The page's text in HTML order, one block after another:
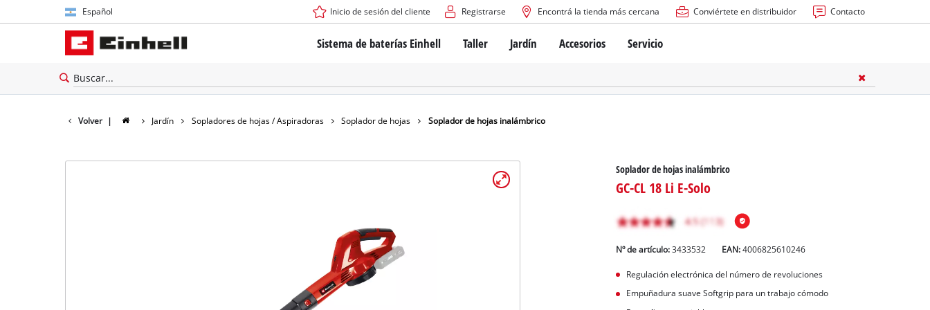
Español
Español
English
Inicio de sesión del cliente Registrarse Encontrá la tienda más cercana Conviértete en distribuidor Contacto
Sistema de baterías Einhell
El sistema de baterías Power X-Change
Todos los dispositivos PROFESSIONAL
Herramientas eléctricas PROFESSIONAL
Herramientas de jardín PROFESSIONAL
Taller
Atornilladores inalámbricos
Taladros de columna
Routers para madera
Jardín
Cortadoras de césped a batería
Cortadoras de césped manuales
Bombas para casa y jardín
Accesorios Servicio
Volver | Jardín Sopladores de hojas / Aspiradoras Soplador de hojas Soplador de hojas inalámbrico
Soplador de hojas inalámbrico
GC-CL 18 Li E-Solo
Nº de artículo: 3433532 EAN:4006825610246
Regulación electrónica del número de revoluciones
Empuñadura suave Softgrip para un trabajo cómodo